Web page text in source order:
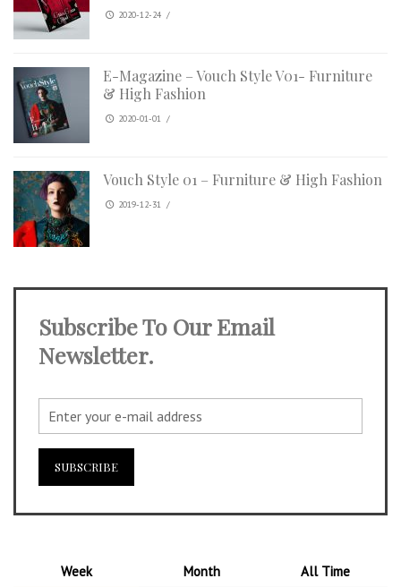
2020-12-24 /
E-Magazine – Vouch Style V01- Furniture
& High Fashion
2020-01-01 /
Vouch Style 01 – Furniture & High Fashion
2019-12-31 /
Subscribe To Our Email
Newsletter.
Week Month All Time